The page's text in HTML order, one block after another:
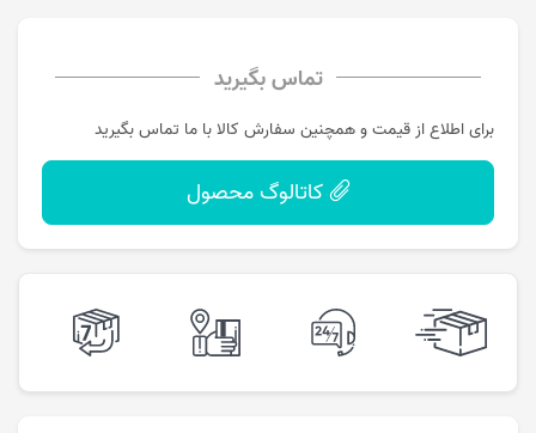
تماس بگیرید
برای اطلاع از قیمت و همچنین سفارش کالا با ما تماس بگیرید
کاتالوگ محصول